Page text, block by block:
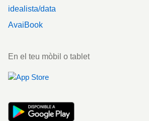
idealista/data
AvaiBook
En el teu mòbil o tablet